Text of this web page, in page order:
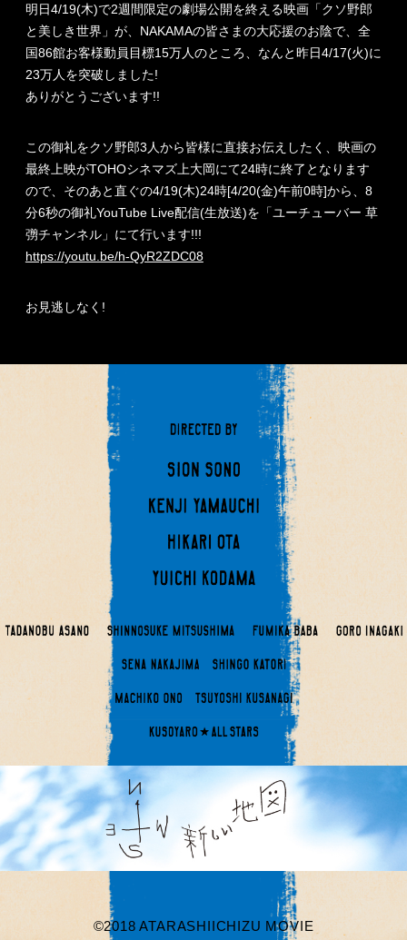
明日4/19(木)で2週間限定の劇場公開を終える映画「クソ野郎
と美しき世界」が、NAKAMAの皆さまの大応援のお陰で、全
国86館お客様動員目標15万人のところ、なんと昨日4/17(火)に
23万人を突破しました!
ありがとうございます!!
この御礼をクソ野郎3人から皆様に直接お伝えしたく、映画の
最終上映がTOHOシネマズ上大岡にて24時に終了となります
ので、そのあと直ぐの4/19(木)24時[4/20(金)午前0時]から、8
分6秒の御礼YouTube Live配信(生放送)を「ユーチューバー 草
彅チャンネル」にて行います!!!
https://youtu.be/h-QyR2ZDC08
お見逃しなく!
©2018 ATARASHIICHIZU MOVIE